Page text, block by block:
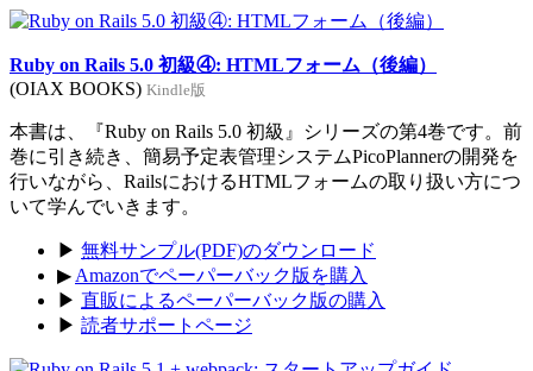
Ruby on Rails 5.0 初級④: HTMLフォーム（後編）
(OIAX BOOKS) Kindle版
本書は、『Ruby on Rails 5.0 初級』シリーズの第4巻です。前
巻に引き続き、簡易予定表管理システムPicoPlannerの開発を
行いながら、RailsにおけるHTMLフォームの取り扱い方につ
いて学んでいきます。
▶ 無料サンプル(PDF)のダウンロード
▶ Amazonでペーパーバック版を購入
▶ 直販によるペーパーバック版の購入
▶ 読者サポートページ